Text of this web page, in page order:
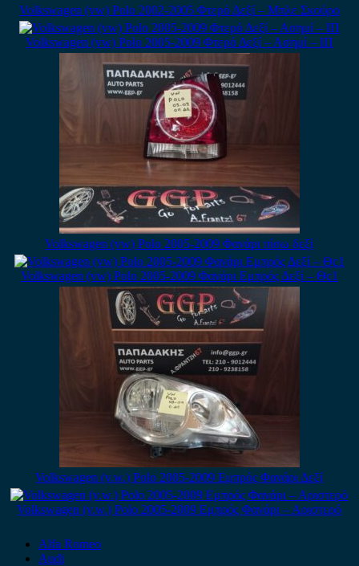
Volkswagen (vw) Polo 2002-2005 Φτερό Δεξί – Μπλε Σκούρο
Volkswagen (vw) Polo 2005-2009 Φτερό Δεξί – Ασημί – ΙΠ
Volkswagen (vw) Polo 2005-2009 Φανάρι πίσω δεξί
Volkswagen (vw) Polo 2005-2009 Φανάρι Εμπρός Δεξί – Θc1
Volkswagen (v.w.) Polo 2005-2009 Εμπρός Φανάρι Δεξί
Volkswagen (v.w.) Polo 2005-2009 Εμπρός Φανάρι – Αριστερό
Alfa Romeo
Audi